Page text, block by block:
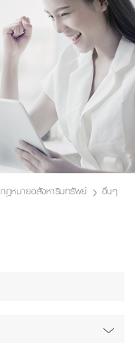
กฎหมายอสังหาริมทรัพย์ อื่นๆ